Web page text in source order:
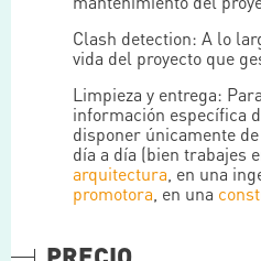
Clash detection: A lo
vida del proyecto que
Limpieza y entrega:
información específica
disponer únicamente
día a día (bien trabajes
arquitectura , en una
promotora , en una